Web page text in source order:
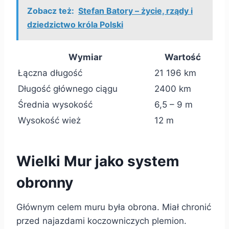
Zobacz też: Stefan Batory – życie, rządy i
dziedzictwo króla Polski
Wymiar
Wartość
Łączna długość
21 196 km
Długość głównego ciągu
2400 km
Średnia wysokość
6,5 – 9 m
Wysokość wież
12 m
Wielki Mur jako system
obronny
Głównym celem muru była obrona. Miał chronić
przed najazdami koczowniczych plemion.